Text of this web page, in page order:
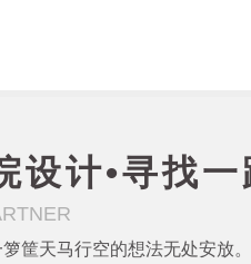
设计•寻找
筐天马行空的想法无处安放。